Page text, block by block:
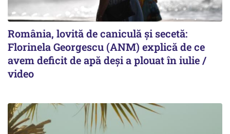
România, lovită de caniculă și secetă:
Florinela Georgescu (ANM) explică de ce
avem deficit de apă deși a plouat în iulie /
video